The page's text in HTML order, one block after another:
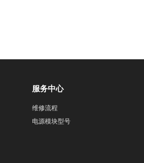
服务中心
维修流程
电源模块型号